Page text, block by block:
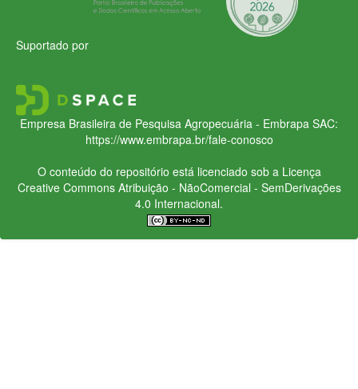
Suportado por
Empresa Brasileira de Pesquisa Agropecuária - Embrapa SAC:
https://www.embrapa.br/fale-conosco
O conteúdo do repositório está licenciado sob a Licença
Creative CommonsAtribuição - NãoComercial - SemDerivações
4.0 Internacional.